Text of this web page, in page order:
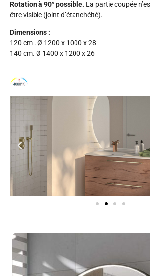
Rotation à 90° possible. La partie coupée
être visible (joint d’étanchéité).
Dimensions :
120 cm . Ø 1200 x 1000 x 28
140 cm. Ø 1400 x 1200 x 26